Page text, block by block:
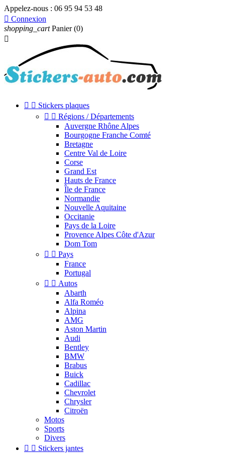
Appelez-nous : 06 95 94 53 48
 Connexion
shopping_cart Panier (0)

  Stickers plaques
  Régions / Départements
Auvergne Rhône Alpes
Bourgogne Franche Comté
Bretagne
Centre Val de Loire
Corse
Grand Est
Hauts de France
Île de France
Normandie
Nouvelle Aquitaine
Occitanie
Pays de la Loire
Provence Alpes Côte d'Azur
Dom Tom
  Pays
France
Portugal
  Autos
Abarth
Alfa Roméo
Alpina
AMG
Aston Martin
Audi
Bentley
BMW
Brabus
Buick
Cadillac
Chevrolet
Chrysler
Citroën
Motos
Sports
Divers
  Stickers jantes